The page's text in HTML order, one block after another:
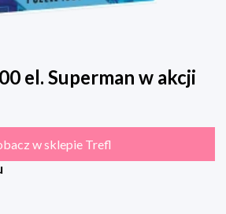
el. Superman w akcji
w sklepie Trefl